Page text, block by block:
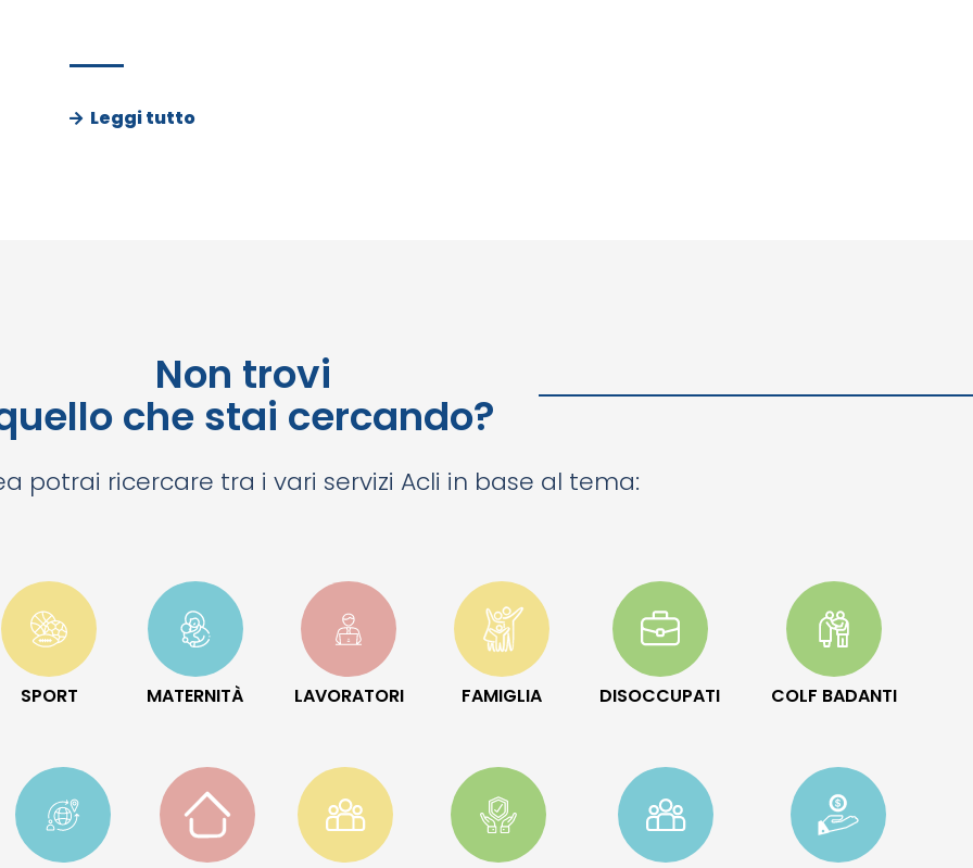
Leggi tutto
Non trovi
che stai cercando?
potrai ricercare tra i vari servizi Acli in base al tema:
SPORT MATERNITÀ LAVORATORI FAMIGLIA DISOCCUPATI COLF BADANTI